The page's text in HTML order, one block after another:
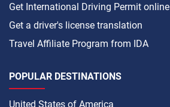
Get International Driving Permit online
Get a driver's license translation
Travel Affiliate Program from IDA
POPULAR DESTINATIONS
United States of America